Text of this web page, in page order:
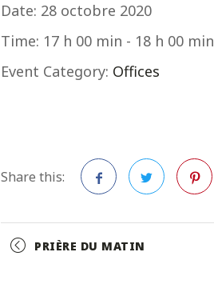
Date: 28 octobre 2020
Time: 17 h 00 min - 18 h 00 min
Event Category: Offices
Share this:
Event
PRIÈRE DU MATIN